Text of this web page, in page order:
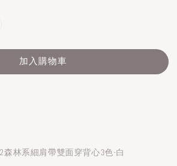
加入購物車
森林系細肩帶雙面穿背心3色-白